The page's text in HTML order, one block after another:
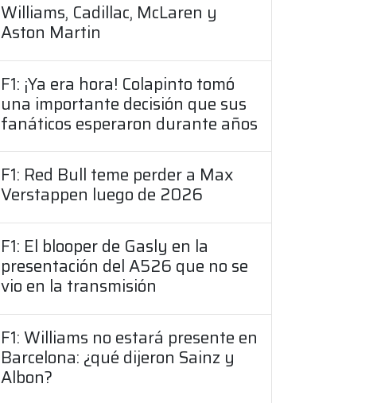
Williams, Cadillac, McLaren y
Aston Martin
F1: ¡Ya era hora! Colapinto tomó
una importante decisión que sus
fanáticos esperaron durante años
F1: Red Bull teme perder a Max
Verstappen luego de 2026
F1: El blooper de Gasly en la
presentación del A526 que no se
vio en la transmisión
F1: Williams no estará presente en
Barcelona: ¿qué dijeron Sainz y
Albon?